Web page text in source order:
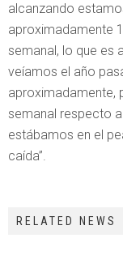
alcanzando
aproximadamente
semanal, lo que es
veíamos el año
aproximadamente,
semanal respecto
estábamos en el
caída”.
RELATED NEWS